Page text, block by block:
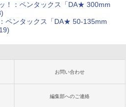
！：ペンタックス「DA★ 300mm
ペンタックス「DA★ 50-135mm
お問い合わせ
編集部へのご連絡